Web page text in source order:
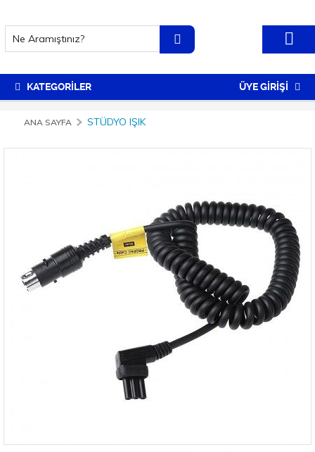
KATEGORİLER ÜYE GİRİŞİ
ANA SAYFA STÜDYO IŞIK